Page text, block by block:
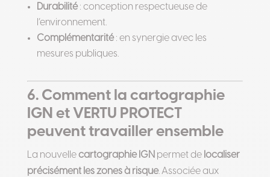
Durabilité: conception respectueuse de
l’environnement.
Complémentarité: en synergie avec les
mesures publiques.
6. Comment la cartographie
IGN et VERTU PROTECT
peuvent travailler ensemble
La nouvellecartographie IGN permet de localiser
précisément les zones à risque. Associée aux